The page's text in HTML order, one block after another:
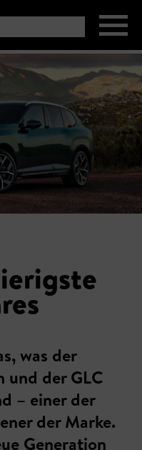
was der
und der GLC
– einer der
der Marke.
Generation